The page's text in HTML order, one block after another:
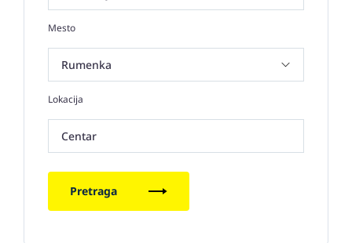
Mesto
Lokacija
Centar
Pretraga